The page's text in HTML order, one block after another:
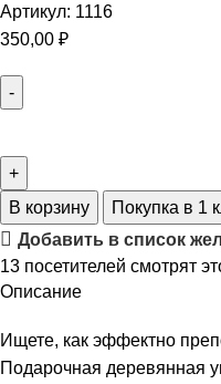
Артикул: 1116
350,00 ₽
В корзину
Покупка в 1
Добавить в список
13 посетителей смотрят
Описание
Ищете, как эффектно
Подарочная деревянная